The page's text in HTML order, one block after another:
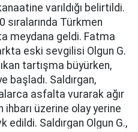
varıldığı belirtildi.
sıralarında Türkmen
meydana geldi. Fatma
eski sevgilisi Olgun G.
tartışma büyürken,
başladı. Saldırgan,
asfalta vurarak ağır
ihbarı üzerine olay yerine
edildi. Saldırgan Olgun G.,